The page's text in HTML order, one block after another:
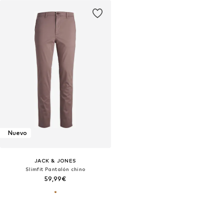
Nuevo
JACK & JONES
Slimfit Pantalón chino
59,99€